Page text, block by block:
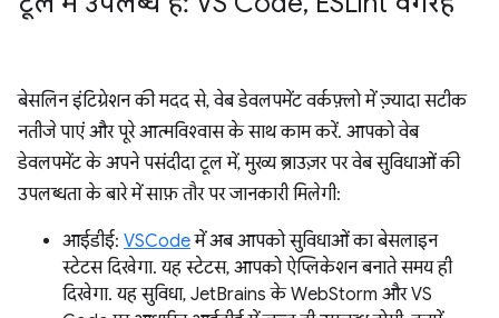
बेसलिन इंटिग्रेशन की मदद से, वेब डेवलपमेंट वर्कफ़्लो में ज़्यादा सटीक
नतीजे पाएं और पूरे आत्मविश्वास के साथ काम करें. आपको वेब
डेवलपमेंट के अपने पसंदीदा टूल में, मुख्य ब्राउज़र पर वेब सुविधाओं की
उपलब्धता के बारे में साफ़ तौर पर जानकारी मिलेगी:
आईडीई: VSCodeमें अब आपको सुविधाओं का बेसलाइन
स्टेटस दिखेगा. यह स्टेटस, आपको ऐप्लिकेशन बनाते समय ही
दिखेगा. यह सुविधा, JetBrains के WebStorm और VS